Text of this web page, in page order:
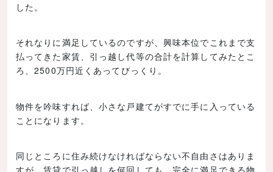
した。
それなりに満足しているのですが、興味本位でこれまで支
払ってきた家賃、引っ越し代等の合計を計算してみたとこ
ろ、2500万円近くあってびっくり。
物件を吟味すれば、小さな戸建てがすでに手に入っている
ことになります。
同じところに住み続けなければならない不自由さはありま
すが、賃貸で引っ越しを何回しても、完全に満足できる物